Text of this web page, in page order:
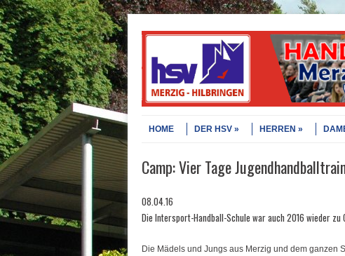
Menu
HOME
DER HSV HERREN
Camp: Vier Tage
08.04.16
Die Intersport-Handball-Schule war auch 2016 wieder zu
Die Mädels und Jungs aus Merzig und dem ganzen